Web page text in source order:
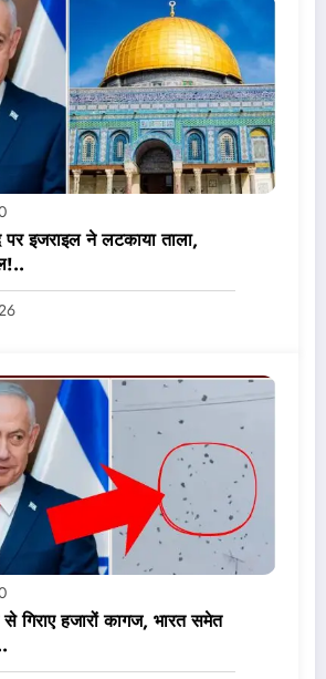
इजराइल ने लटकाया ताला,
गिराए हजारों कागज, भारत समेत